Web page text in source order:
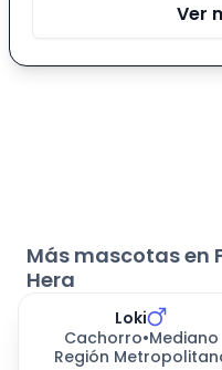
Ver
Más mascotas en
Hera
Loki
Cachorro•Mediano
Región